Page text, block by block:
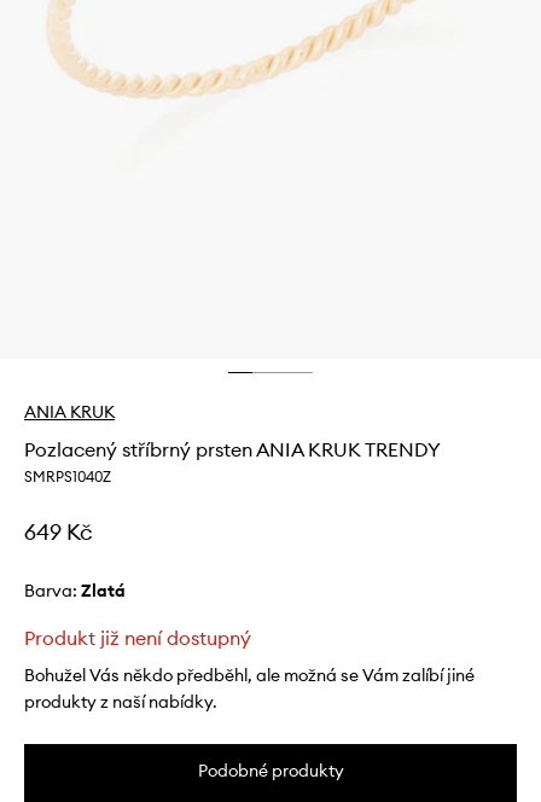
ANIA KRUK
Pozlacený stříbrný prsten ANIA KRUK TRENDY
SMRPS1040Z
649 Kč
Barva: zlatá
Produkt již není dostupný
Bohužel Vás někdo předběhl, ale možná se Vám zalíbí jiné
produkty z naší nabídky.
Podobné produkty